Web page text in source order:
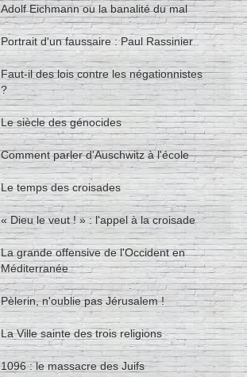
Adolf Eichmann ou la banalité du mal
Portrait d'un faussaire : Paul Rassinier
Faut-il des lois contre les négationnistes
?
Le siècle des génocides
Comment parler d'Auschwitz à l'école
Le temps des croisades
« Dieu le veut ! » : l'appel à la croisade
La grande offensive de l'Occident en
Méditerranée
Pèlerin, n'oublie pas Jérusalem !
La Ville sainte des trois religions
1096 : le massacre des Juifs